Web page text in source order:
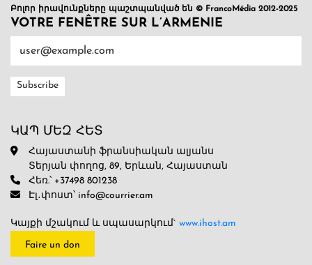
Բոլոր իրավունքները պաշտպանված են © FrancoMédia 2012-2025
VOTRE FENÊTRE SUR L’ARMENIE
ԿԱՊ ՄԵԶ ՀԵՏ
Հայաստանի ֆրանսիական ալյանս
Տերյան փողոց, 89, Երևան, Հայաստան
Հեռ.՝ +37498 801238
Էլ․փոստ՝ info@courrier.am
Կայքի մշակում և սպասարկում` www.ihost.am
Faire un don